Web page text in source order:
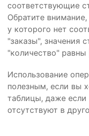
соответствующие
Обратите внимание,
у которого нет
"заказы", значения
"количество" равны
Использование
полезным, если вы
таблицы, даже если
отсутствуют в